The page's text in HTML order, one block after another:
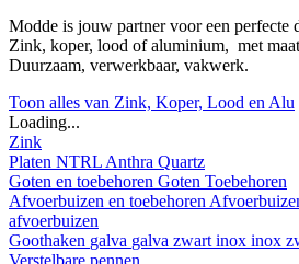
Modde is jouw partner voor een perfecte
Zink, koper, lood of aluminium, met
Duurzaam, verwerkbaar, vakwerk.
Toon alles van Zink, Koper, Lood en Alu
Loading...
Zink
Platen NTRL Anthra Quartz
Goten en toebehoren Goten Toebehoren
Afvoerbuizen en toebehoren
afvoerbuizen
Goothaken galva galva zwart inox inox
Verstelbare pennen